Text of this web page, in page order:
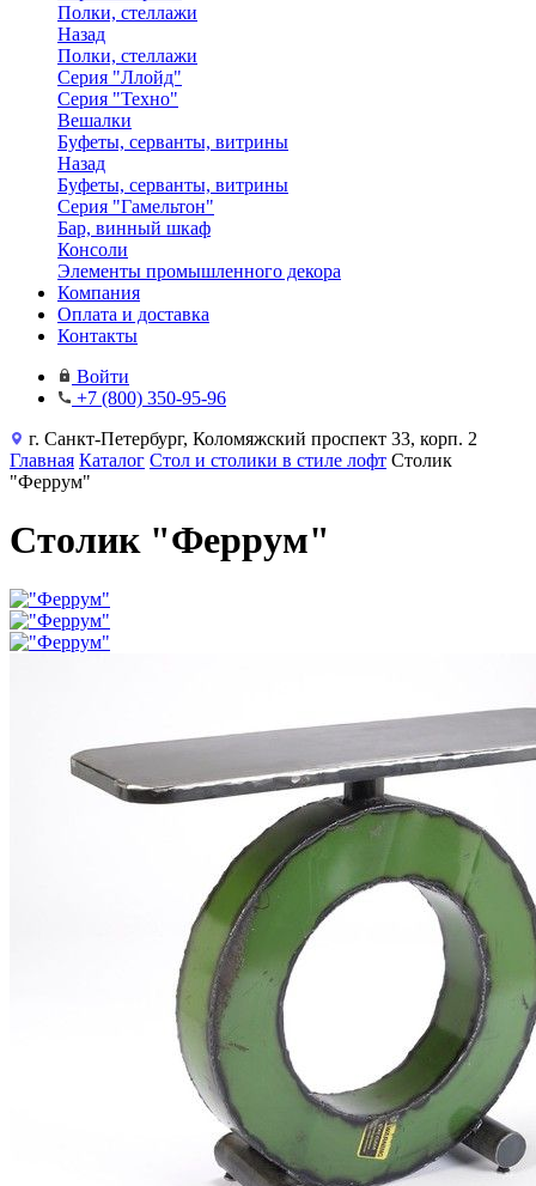
Полки, стеллажи
Назад
Полки, стеллажи
Серия "Ллойд"
Серия "Техно"
Вешалки
Буфеты, серванты, витрины
Назад
Буфеты, серванты, витрины
Серия "Гамельтон"
Бар, винный шкаф
Консоли
Элементы промышленного декора
Компания
Оплата и доставка
Контакты
Войти
+7 (800) 350-95-96
г. Санкт-Петербург, Коломяжский проспект 33, корп. 2
Главная Каталог Стол и столики в стиле лофт Столик
"Феррум"
Столик "Феррум"